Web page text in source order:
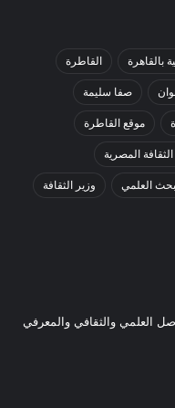
بالقاهرة القاطرة
صفا سليمة
موقع القاطرة
المصرية
العلمي وزير الثقافة
العلمي والثقافي والمعرفي